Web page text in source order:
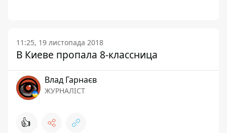
11:25, 19 листопада 2018
В Киеве пропала 8-классница
Влад Гарнаєв
ЖУРНАЛІСТ
👍